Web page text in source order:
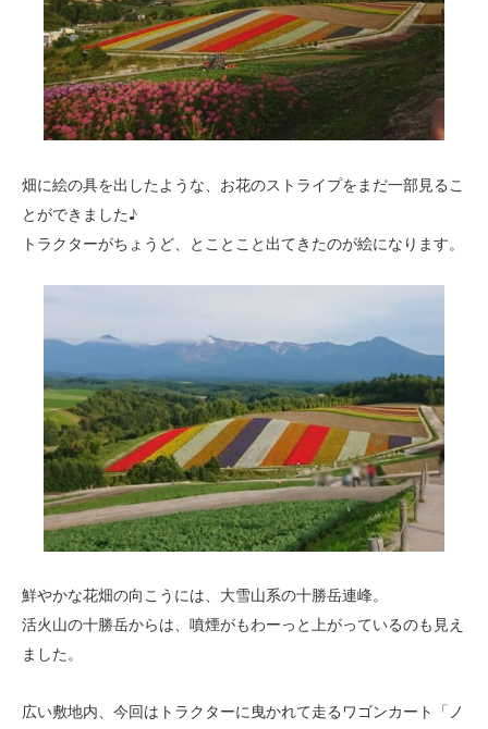
畑に絵の具を出したような、お花のストライプをまだ一部見るこ
とができました♪
トラクターがちょうど、とことこと出てきたのが絵になります。
鮮やかな花畑の向こうには、大雪山系の十勝岳連峰。
活火山の十勝岳からは、噴煙がもわーっと上がっているのも見え
ました。
広い敷地内、今回はトラクターに曳かれて走るワゴンカート「ノ